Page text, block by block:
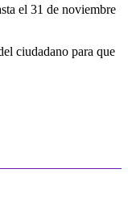
el 31 de noviembre
ciudadano para que